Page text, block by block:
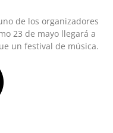
de los organizadores
23 de mayo llegará a
un festival de música.